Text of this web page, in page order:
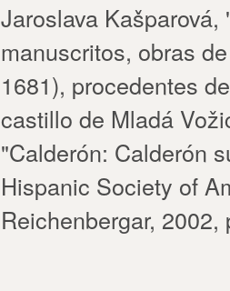
Jaroslava
manuscritos, obras
1681), procedentes
castillo de Mladá
"Calderón: Calderón
Hispanic Society of
Reichenbergar, 2002,